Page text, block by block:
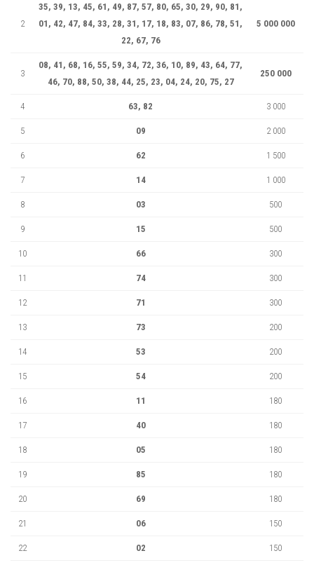
2
35, 39, 13, 45, 61, 49, 87, 57, 80, 65, 30, 29, 90, 81,
01, 42, 47, 84, 33, 28, 31, 17, 18, 83, 07, 86, 78, 51,
22, 67, 76
5 000 000
3
08, 41, 68, 16, 55, 59, 34, 72, 36, 10, 89, 43, 64, 77,
46, 70, 88, 50, 38, 44, 25, 23, 04, 24, 20, 75, 27
250 000
4 63, 82 3 000
5 09 2 000
6 62 1 500
7 14 1 000
8 03 500
9 15 500
10 66 300
11 74 300
12 71 300
13 73 200
14 53 200
15 54 200
16 11 180
17 40 180
18 05 180
19 85 180
20 69 180
21 06 150
22 02 150